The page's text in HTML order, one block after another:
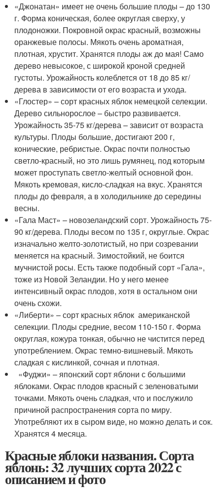
«Джонатан» имеет не очень большие плоды – до 130
г. Форма коническая, более округлая сверху, у
плодоножки. Покровной окрас красный, возможны
оранжевые полосы. Мякоть очень ароматная,
плотная, хрустит. Хранятся плоды аж до мая! Само
дерево невысокое, с широкой кроной средней
густоты. Урожайность колеблется от 18 до 85 кг/
дерева в зависимости от его возраста и ухода.
«Глостер» – сорт красных яблок немецкой селекции.
Дерево сильнорослое – быстро развивается.
Урожайность 35-75 кг/дерева – зависит от возраста
культуры. Плоды большие, достигают 200 г,
конические, ребристые. Окрас почти полностью
светло-красный, но это лишь румянец, под которым
может проступать светло-желтый основной фон.
Мякоть кремовая, кисло-сладкая на вкус. Хранятся
плоды до февраля, а в холодильнике до середины
весны.
«Гала Маст» – новозеландский сорт. Урожайность 75-
90 кг/дерева. Плоды весом по 135 г, округлые. Окрас
изначально желто-золотистый, но при созревании
меняется на красный. Зимостойкий, не боится
мучнистой росы. Есть также подобный сорт «Гала»,
тоже из Новой Зеландии. Но у него менее
интенсивный окрас плодов, хотя в остальном они
очень схожи.
«Либерти» – сорт красных яблок американской
селекции. Плоды средние, весом 110-150 г. Форма
округлая, кожура тонкая, обычно не чистится перед
употреблением. Окрас темно-вишневый. Мякоть
сладкая с кислинкой, сочная и плотная.
«Фуджи» – японский сорт яблони с большими
яблоками. Окрас плодов красный с зеленоватыми
точками. Мякоть очень сладкая, что и послужило
причиной распространения сорта по миру.
Употребляют их в сыром виде, но можно делать и сок.
Хранятся 4 месяца.
Красные яблоки названия. Сорта
яблонь: 32 лучших сорта 2022 с
описанием и фото